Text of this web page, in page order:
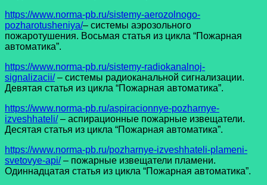
https://www.norma-pb.ru/sistemy-aerozolnogo-
pozharotusheniya/– системы аэрозольного
пожаротушения. Восьмая статья из цикла “Пожарная
автоматика”.
https://www.norma-pb.ru/sistemy-radiokanalnoj-
signalizacii/– системы радиоканальной сигнализации.
Девятая статья из цикла “Пожарная автоматика”.
https://www.norma-pb.ru/aspiracionnye-pozharnye-
izveshhateli/– аспирационные пожарные извещатели.
Десятая статья из цикла “Пожарная автоматика”.
https://www.norma-pb.ru/pozharnye-izveshhateli-plameni-
svetovye-api/– пожарные извещатели пламени.
Одиннадцатая статья из цикла “Пожарная автоматика”.